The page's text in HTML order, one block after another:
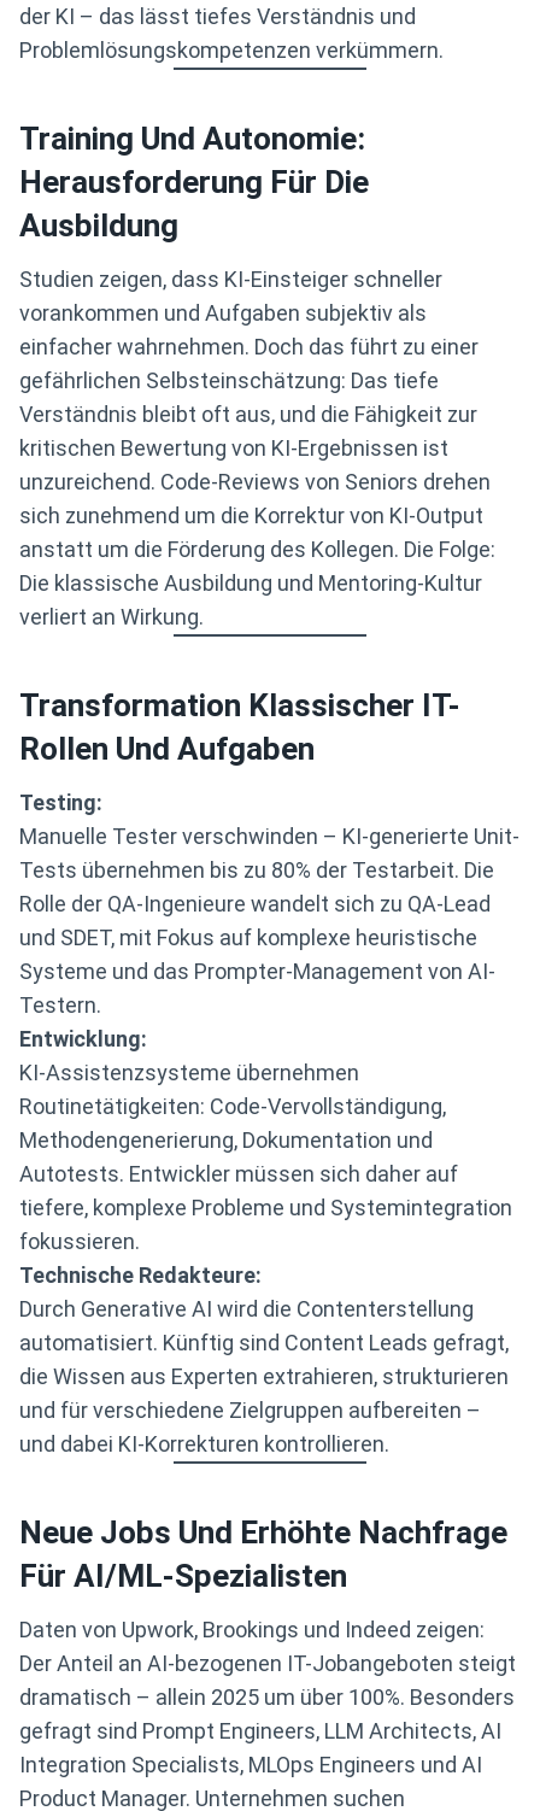
der KI – das lässt tiefes Verständnis und
Problemlösungskompetenzen verkümmern.
Training Und Autonomie:
Herausforderung Für Die
Ausbildung
Studien zeigen, dass KI-Einsteiger schneller
vorankommen und Aufgaben subjektiv als
einfacher wahrnehmen. Doch das führt zu einer
gefährlichen Selbsteinschätzung: Das tiefe
Verständnis bleibt oft aus, und die Fähigkeit zur
kritischen Bewertung von KI-Ergebnissen ist
unzureichend. Code-Reviews von Seniors drehen
sich zunehmend um die Korrektur von KI-Output
anstatt um die Förderung des Kollegen. Die Folge:
Die klassische Ausbildung und Mentoring-Kultur
verliert an Wirkung.
Transformation Klassischer IT-
Rollen Und Aufgaben
Testing:
Manuelle Tester verschwinden – KI-generierte Unit-
Tests übernehmen bis zu 80% der Testarbeit. Die
Rolle der QA-Ingenieure wandelt sich zu QA-Lead
und SDET, mit Fokus auf komplexe heuristische
Systeme und das Prompter-Management von AI-
Testern.
Entwicklung:
KI-Assistenzsysteme übernehmen
Routinetätigkeiten: Code-Vervollständigung,
Methodengenerierung, Dokumentation und
Autotests. Entwickler müssen sich daher auf
tiefere, komplexe Probleme und Systemintegration
fokussieren.
Technische Redakteure:
Durch Generative AI wird die Contenterstellung
automatisiert. Künftig sind Content Leads gefragt,
die Wissen aus Experten extrahieren, strukturieren
und für verschiedene Zielgruppen aufbereiten –
und dabei KI-Korrekturen kontrollieren.
Neue Jobs Und Erhöhte Nachfrage
Für AI/ML-Spezialisten
Daten von Upwork, Brookings und Indeed zeigen:
Der Anteil an AI-bezogenen IT-Jobangeboten steigt
dramatisch – allein 2025 um über 100%. Besonders
gefragt sind Prompt Engineers, LLM Architects, AI
Integration Specialists, MLOps Engineers und AI
Product Manager. Unternehmen suchen